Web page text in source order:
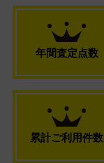
年間査定点数
累計ご利用件数